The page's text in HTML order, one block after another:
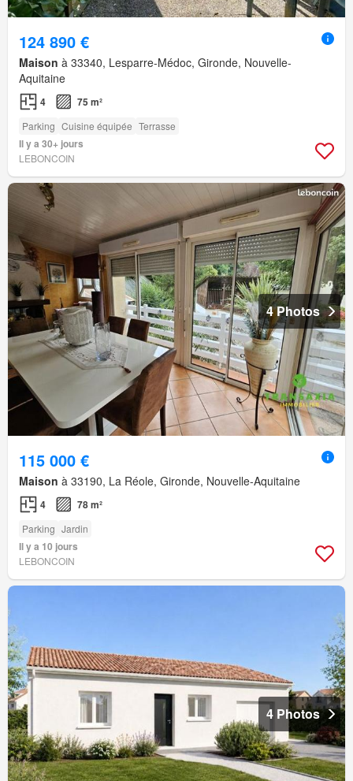
124 890 €
Maison à 33340, Lesparre-Médoc, Gironde, Nouvelle-
Aquitaine
4 75 m²
Parking Cuisine équipée Terrasse
Il y a 30+ jours
LEBONCOIN
4 Photos
115 000 €
Maison à 33190, La Réole, Gironde, Nouvelle-Aquitaine
4 78 m²
Parking Jardin
Il y a 10 jours
LEBONCOIN
4 Photos